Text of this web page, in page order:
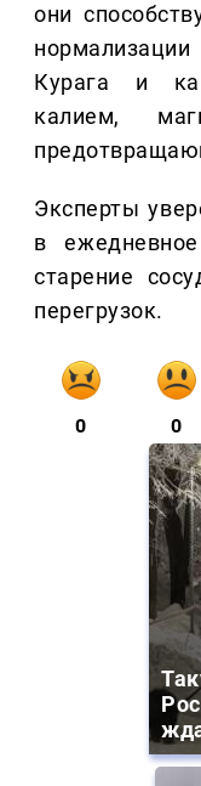
они
Курага и
калием,
Эксперты
в
старение
перегрузок.
0 0